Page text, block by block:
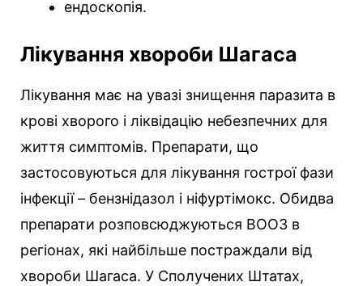
ендоскопія.
Лікування хвороби Шагаса
Лікування має на увазі знищення паразита в
крові хворого і ліквідацію небезпечних для
життя симптомів. Препарати, що
застосовуються для лікування гострої фази
інфекції – бензнідазол і ніфуртімокс. Обидва
препарати розповсюджуються ВООЗ в
регіонах, які найбільше постраждали від
хвороби Шагаса. У Сполучених Штатах,